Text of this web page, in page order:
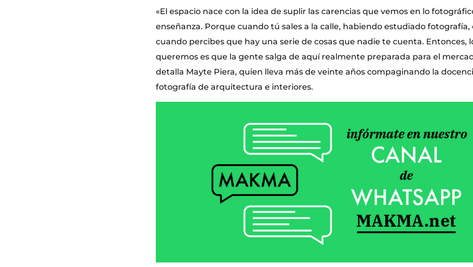
«El espacio nace con la idea de suplir las carencias que vemos en lo
enseñanza. Porque cuando tú sales a la calle, habiendo estudiado fotografía,
cuando percibes que hay una serie de cosas que nadie te cuenta. Entonces,
queremos es que la gente salga de aquí realmente preparada para el
detalla Mayte Piera, quien lleva más de veinte años compaginando la
fotografía de arquitectura e interiores.